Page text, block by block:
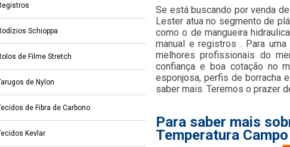
Schioppa
de Filme Stretch
de Nylon
de Fibra de Carbono
Kevlar
Se está buscando por venda
Lester atua no segmento de
como o de mangueira
manual e registros . Para
melhores profissionais do
confiança e boa cotação no
esponjosa, perfis de borracha
saber mais. Teremos o prazer
Para saber mais
Temperatura